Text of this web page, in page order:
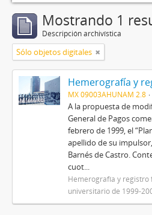
Mostrando 1
Descripción archivística
Sólo objetos digitales
MX 09003AHUNAM 2.8
A la propuesta de
General de Pagos
febrero de 1999, el
apellido de su
Barnés de Castro.
cuot...
Hemerografía y registro
universitario de 1999-